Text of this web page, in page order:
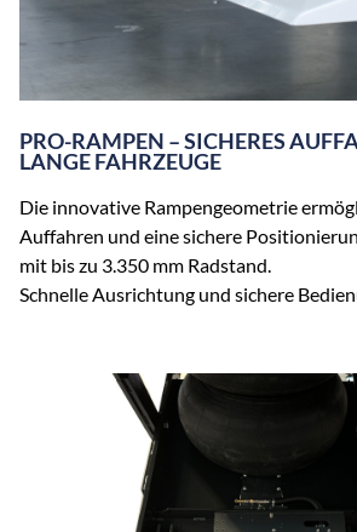
PRO-RAMPEN – SICHERES
LANGE FAHRZEUGE
Die innovative Rampengeometrie
Auffahren und eine sichere
mit bis zu 3.350 mm Radstand.
Schnelle Ausrichtung und sichere